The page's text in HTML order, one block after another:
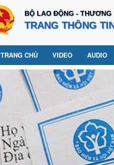
BỘ LAO ĐỘNG - THƯƠNG
TRANG THÔNG
TRANG CHỦ VIDEO AUDIO